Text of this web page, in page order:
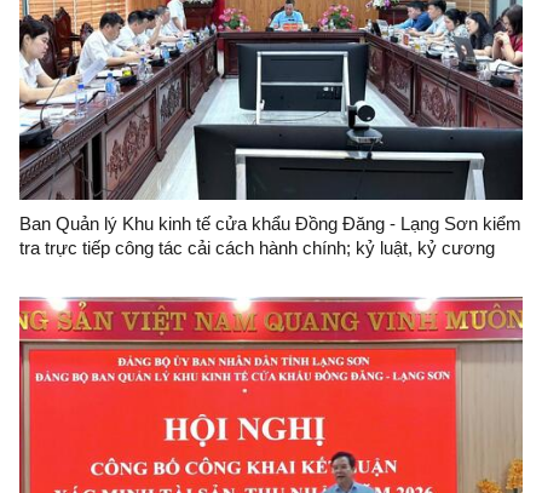
Ban Quản lý Khu kinh tế cửa khẩu Đồng Đăng - Lạng Sơn kiểm
tra trực tiếp công tác cải cách hành chính; kỷ luật, kỷ cương